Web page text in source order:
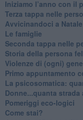
​Iniziamo l’anno con il
​Terza tappa nelle
​Avvicinandoci a
Le famiglie
Seconda tappa nelle
​Storia della persona
Violenze di (ogni)
​Primo appuntamento
La psicosomatica:
Donne...quanta strada
​Pomeriggi eco-logici
​Come stai?